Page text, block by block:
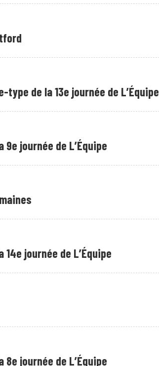
type de la 13e journée de L’Équipe
journée de L’Équipe
journée de L’Équipe
journée de L’Équipe